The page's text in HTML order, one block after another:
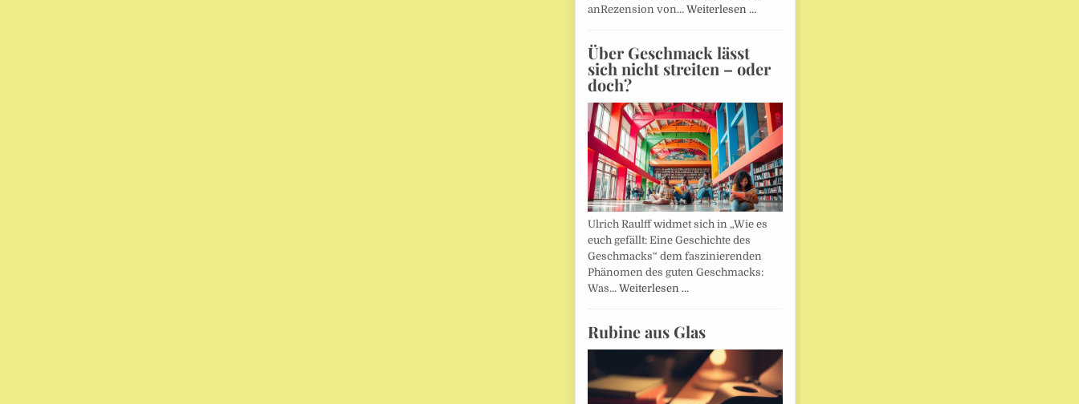
anRezension von… Weiterlesen …
Über Geschmack lässt
sich nicht streiten – oder
doch?
Ulrich Raulff widmet sich in „Wie es
euch gefällt: Eine Geschichte des
Geschmacks“ dem faszinierenden
Phänomen des guten Geschmacks:
Was… Weiterlesen …
Rubine aus Glas